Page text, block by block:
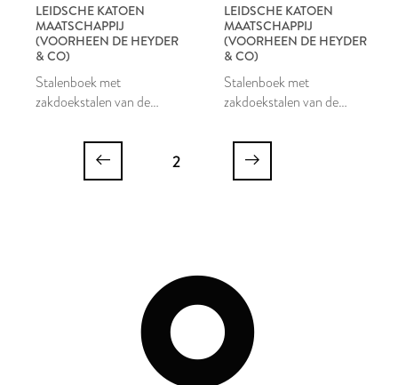
LEIDSCHE KATOEN
MAATSCHAPPIJ
(VOORHEEN DE HEYDER
& CO)
Stalenboek met
zakdoekstalen van de
Maatschappij
LEIDSCHE KATOEN
MAATSCHAPPIJ
(VOORHEEN DE HEYDER
& CO)
Stalenboek met
zakdoekstalen van de
Maatschappij
2